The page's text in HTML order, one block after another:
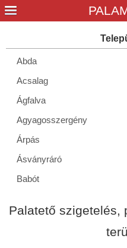
Abda
Acsalag
Ágfalva
Agyagosszergény
Árpás
Ásványráró
Babót
Bakonypéterd
Palatető szigetelés,